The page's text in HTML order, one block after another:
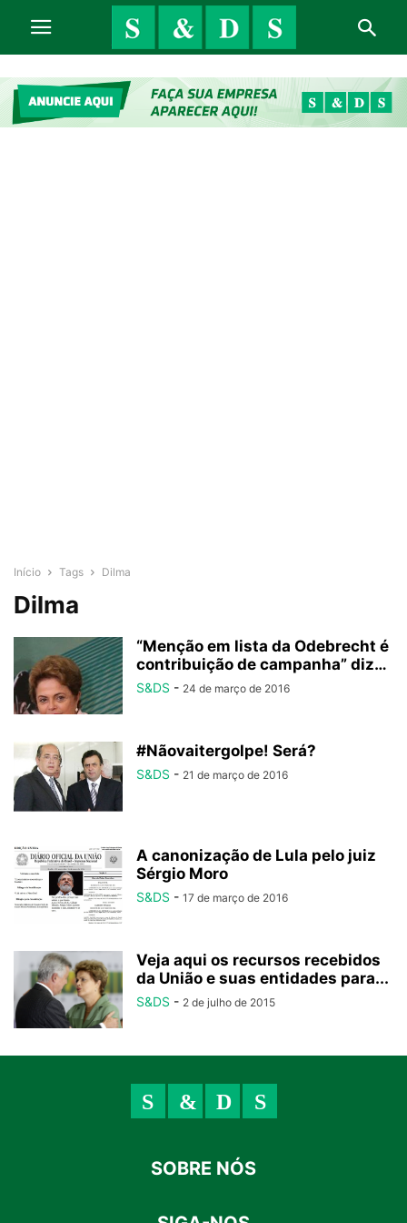
Início Tags Dilma
Dilma
“Menção em lista da Odebrecht é
contribuição de campanha” diz…
S&DS - 24 de março de 2016
#Nãovaitergolpe! Será?
S&DS - 21 de março de 2016
A canonização de Lula pelo juiz
Sérgio Moro
S&DS - 17 de março de 2016
Veja aqui os recursos recebidos
da União e suas entidades para...
S&DS - 2 de julho de 2015
SOBRE NÓS